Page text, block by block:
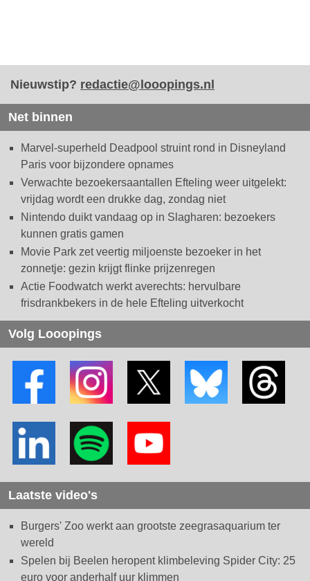
Nieuwstip? redactie@looopings.nl
Net binnen
Marvel-superheld Deadpool struint rond in Disneyland
Paris voor bijzondere opnames
Verwachte bezoekersaantallen Efteling weer uitgelekt:
vrijdag wordt een drukke dag, zondag niet
Nintendo duikt vandaag op in Slagharen: bezoekers
kunnen gratis gamen
Movie Park zet veertig miljoenste bezoeker in het
zonnetje: gezin krijgt flinke prijzenregen
Actie Foodwatch werkt averechts: hervulbare
frisdrankbekers in de hele Efteling uitverkocht
Volg Looopings
Laatste video's
Burgers' Zoo werkt aan grootste zeegrasaquarium ter
wereld
Spelen bij Beelen heropent klimbeleving Spider City: 25
euro voor anderhalf uur klimmen